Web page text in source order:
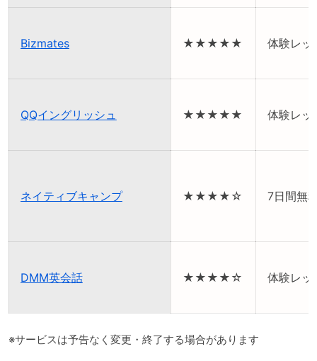
Bizmates ★★★★★ 体験レッ
QQイングリッシュ ★★★★★ 体験レッ
ネイティブキャンプ ★★★★☆ 7日間無
DMM英会話 ★★★★☆ 体験レッ
※サービスは予告なく変更・終了する場合があります